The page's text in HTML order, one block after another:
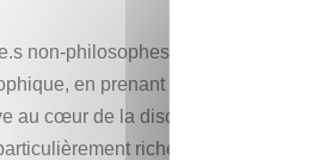
à des situations réelles dont le sens
de transmettre les bases de la
comme quelque chose de
problématiques du monde réel.
non-philosophes à saisir ce que
en prenant comme
au cœur de la discipline depuis
riche dans laquelle